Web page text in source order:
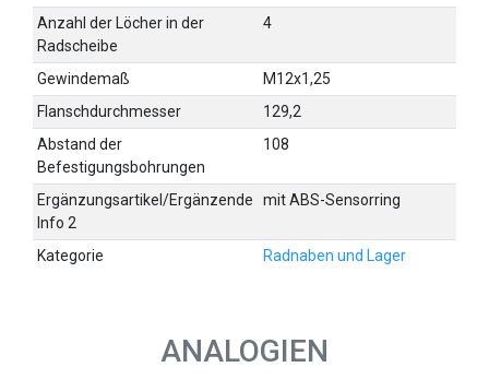
Anzahl der Löcher in der
Radscheibe
4
Gewindemaß
M12x1,25
Flanschdurchmesser
129,2
Abstand der
Befestigungsbohrungen
108
Ergänzungsartikel/Ergänzende
Info 2
mit ABS-Sensorring
Kategorie Radnaben und Lager
ANALOGIEN